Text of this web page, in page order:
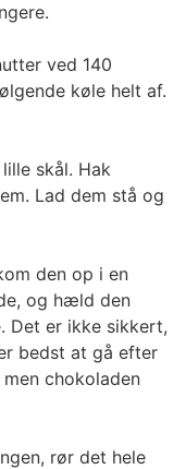
ved 140
køle helt af.
skål. Hak
Lad dem stå og
den op i en
og hæld den
Det er ikke sikkert,
bedst at gå efter
chokoladen
rør det hele